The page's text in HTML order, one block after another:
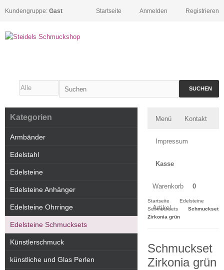
Kundengruppe: Gast Registrieren
Anmelden
Startseite
SUCHEN
Menü Kontakt
Impressum
Kasse
Warenkorb 0
Artikel
Startseite
Edelsteine
Schmucksets
Schmuckset
Zirkonia grün
Schmuckset
Zirkonia grün
Kategorien
Armbänder
Edelstahl
Edelsteine
Edelsteine Anhänger
Edelsteine Ohrringe
Edelsteine Schmucksets
Künstlerschmuck
künstliche und Glas Perlen